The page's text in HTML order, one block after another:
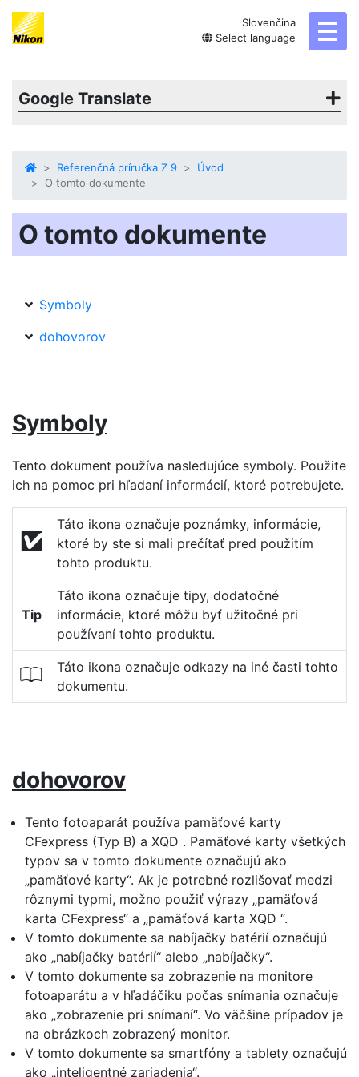
Slovenčina
Select language
Google Translate
Referenčná príručka Z 9
Úvod
O tomto dokumente
O tomto dokumente
Symboly
dohovorov
Symboly
Tento dokument používa nasledujúce symboly. Použite
ich na pomoc pri hľadaní informácií, ktoré potrebujete.
D
Táto ikona označuje poznámky, informácie,
ktoré by ste si mali prečítať pred použitím
tohto produktu.
Tip
Táto ikona označuje tipy, dodatočné
informácie, ktoré môžu byť užitočné pri
používaní tohto produktu.
0
Táto ikona označuje odkazy na iné časti tohto
dokumentu.
dohovorov
Tento fotoaparát používa pamäťové karty
CFexpress (Typ B) a XQD . Pamäťové karty všetkých
typov sa v tomto dokumente označujú ako
„pamäťové karty“. Ak je potrebné rozlišovať medzi
rôznymi typmi, možno použiť výrazy „pamäťová
karta CFexpress“ a „pamäťová karta XQD “.
V tomto dokumente sa nabíjačky batérií označujú
ako „nabíjačky batérií“ alebo „nabíjačky“.
V tomto dokumente sa zobrazenie na monitore
fotoaparátu a v hľadáčiku počas snímania označuje
ako „zobrazenie pri snímaní“. Vo väčšine prípadov je
na obrázkoch zobrazený monitor.
V tomto dokumente sa smartfóny a tablety označujú
ako „inteligentné zariadenia“.